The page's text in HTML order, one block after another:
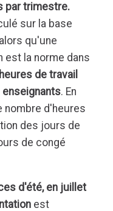
par trimestre.
sur la base
qu'une
est la norme dans
de travail
. En
nombre d'heures
des jours de
de congé
d'été, en juillet
est